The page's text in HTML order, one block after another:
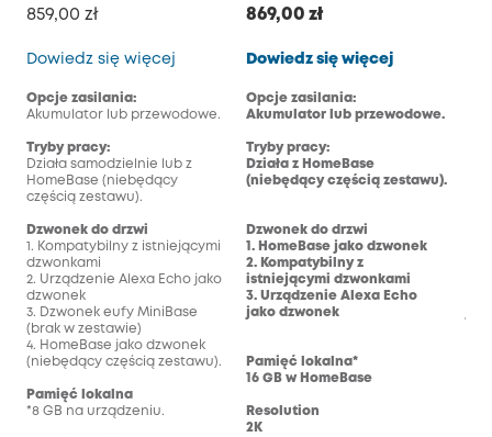
859,00 zł
Dowiedz się więcej Dzwonek z wideo do drzwi E340
Opcje zasilania:
Akumulator lub przewodowe.
Tryby pracy:
Działa samodzielnie lub z
HomeBase (niebędący
częścią zestawu).
Dzwonek do drzwi
1. Kompatybilny z istniejącymi
dzwonkami
2. Urządzenie Alexa Echo jako
dzwonek
3. Dzwonek eufy MiniBase
(brak w zestawie)
4. HomeBase jako dzwonek
(niebędący częścią zestawu).
Pamięć lokalna
*8 GB na urządzeniu.
869,00 zł
Dowiedz się więcejDzwonek z
Opcje zasilania:
Akumulator lub przewodowe.
Tryby pracy:
Działa z HomeBase
(niebędący częścią zestawu).
Dzwonek do drzwi
1. HomeBase jako dzwonek
2. Kompatybilny z
istniejącymi dzwonkami
3. Urządzenie Alexa Echo
jako dzwonek
Pamięć lokalna*
16 GB w HomeBase
Resolution
2K